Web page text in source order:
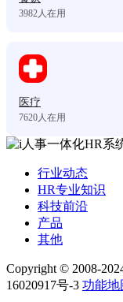
3982人在用
医疗
7620人在用
行业动态
HR专业知识
科技前沿
产品
其他
Copyright © 2008-
16020917号-3 功能地